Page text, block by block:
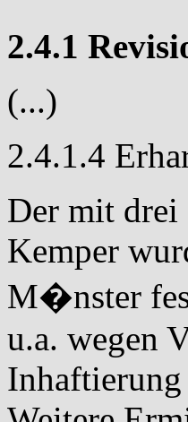
2.4.1
(...)
2.4.1.4
Der mit drei
Kemper
M�nster
u.a. wegen